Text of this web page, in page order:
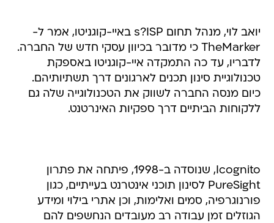
יואב לוי, מנהל תחום s?ISP באיי-קוגניטו, אמר ל-
TheMarker כי מדובר בכיוון עסקי חדש של החברה.
לדבריו, עד כה התמקדה איי-קוגניטו באספקת
טכנולוגיית סינון תכנים לארגונים דרך תשתיותיהם.
כיום מנסה החברה לשווק את הטכנולוגייה שלה גם
ללקוחות הביתיים דרך ספקיות האינרטנט.
Icognito, שנוסדה ב-1998, פיתחה את פתרון
PureSight לסינון תוכני אינטרנט בעייתיים, כגון
פורנוגרפיה, סמים ואלימות, וכן אתרי בילוי ומידע
הגוזלים זמן עבודה רב מעובדים הנחשפים להם